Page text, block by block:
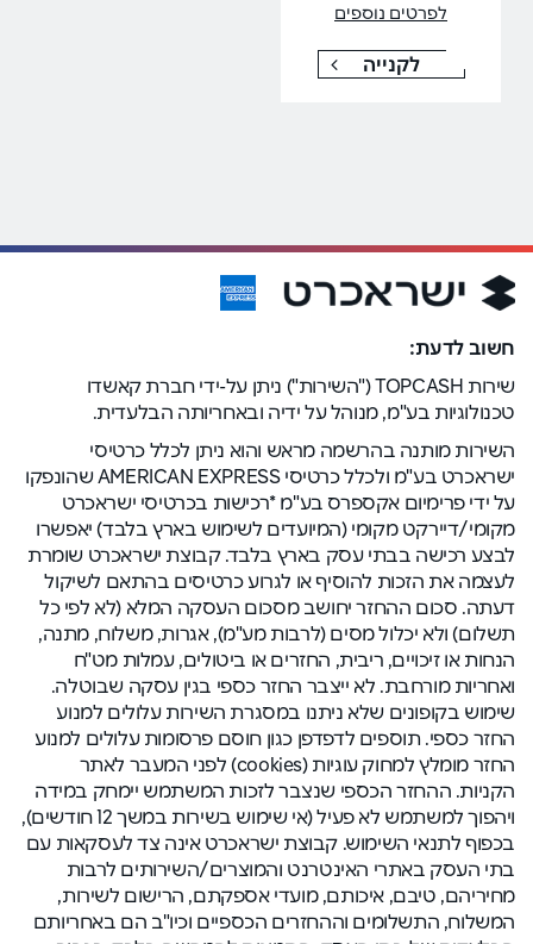
לפרטים נוספים
לקנייה
חשוב לדעת:
שירות TOPCASH ("השירות") ניתן על-ידי חברת קאשדו
טכנולוגיות בע"מ, מנוהל על ידיה ובאחריותה הבלעדית.
השירות מותנה בהרשמה מראש והוא ניתן לכלל כרטיסי
ישראכרט בע"מ ולכלל כרטיסי AMERICAN EXPRESS שהונפקו
על ידי פרימיום אקספרס בע"מ *רכישות בכרטיסי ישראכרט
מקומי/דיירקט מקומי (המיועדים לשימוש בארץ בלבד) יאפשרו
לבצע רכישה בבתי עסק בארץ בלבד. קבוצת ישראכרט שומרת
לעצמה את הזכות להוסיף או לגרוע כרטיסים בהתאם לשיקול
דעתה. סכום ההחזר יחושב מסכום העסקה המלא (לא לפי כל
תשלום) ולא יכלול מסים (לרבות מע"מ), אגרות, משלוח, מתנה,
הנחות או זיכויים, ריבית, החזרים או ביטולים, עמלות מט"ח
ואחריות מורחבת. לא ייצבר החזר כספי בגין עסקה שבוטלה.
שימוש בקופונים שלא ניתנו במסגרת השירות עלולים למנוע
החזר כספי. תוספים לדפדפן כגון חוסם פרסומות עלולים למנוע
החזר מומלץ למחוק עוגיות (cookies) לפני המעבר לאתר
הקניות. ההחזר הכספי שנצבר לזכות המשתמש יימחק במידה
ויהפוך למשתמש לא פעיל (אי שימוש בשירות במשך 12 חודשים),
בכפוף לתנאי השימוש. קבוצת ישראכרט אינה צד לעסקאות עם
בתי העסק באתרי האינטרנט והמוצרים/השירותים לרבות
מחיריהם, טיבם, איכותם, מועדי אספקתם, הרישום לשירות,
המשלוח, התשלומים וההחזרים הכספיים וכיו"ב הם באחריותם